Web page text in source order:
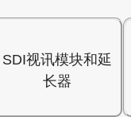
SDI视讯模块和延
长器